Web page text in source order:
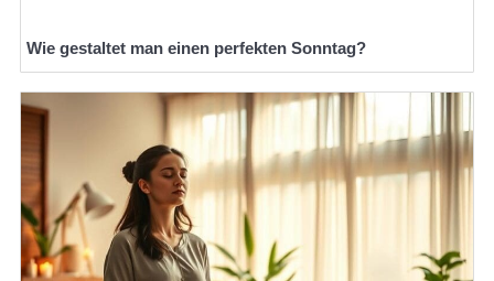
Wie gestaltet man einen perfekten Sonntag?